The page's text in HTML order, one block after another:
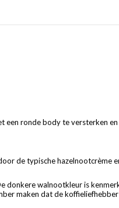
een ronde body te versterken
de typische hazelnootcrème
donkere walnootkleur is
maken dat de